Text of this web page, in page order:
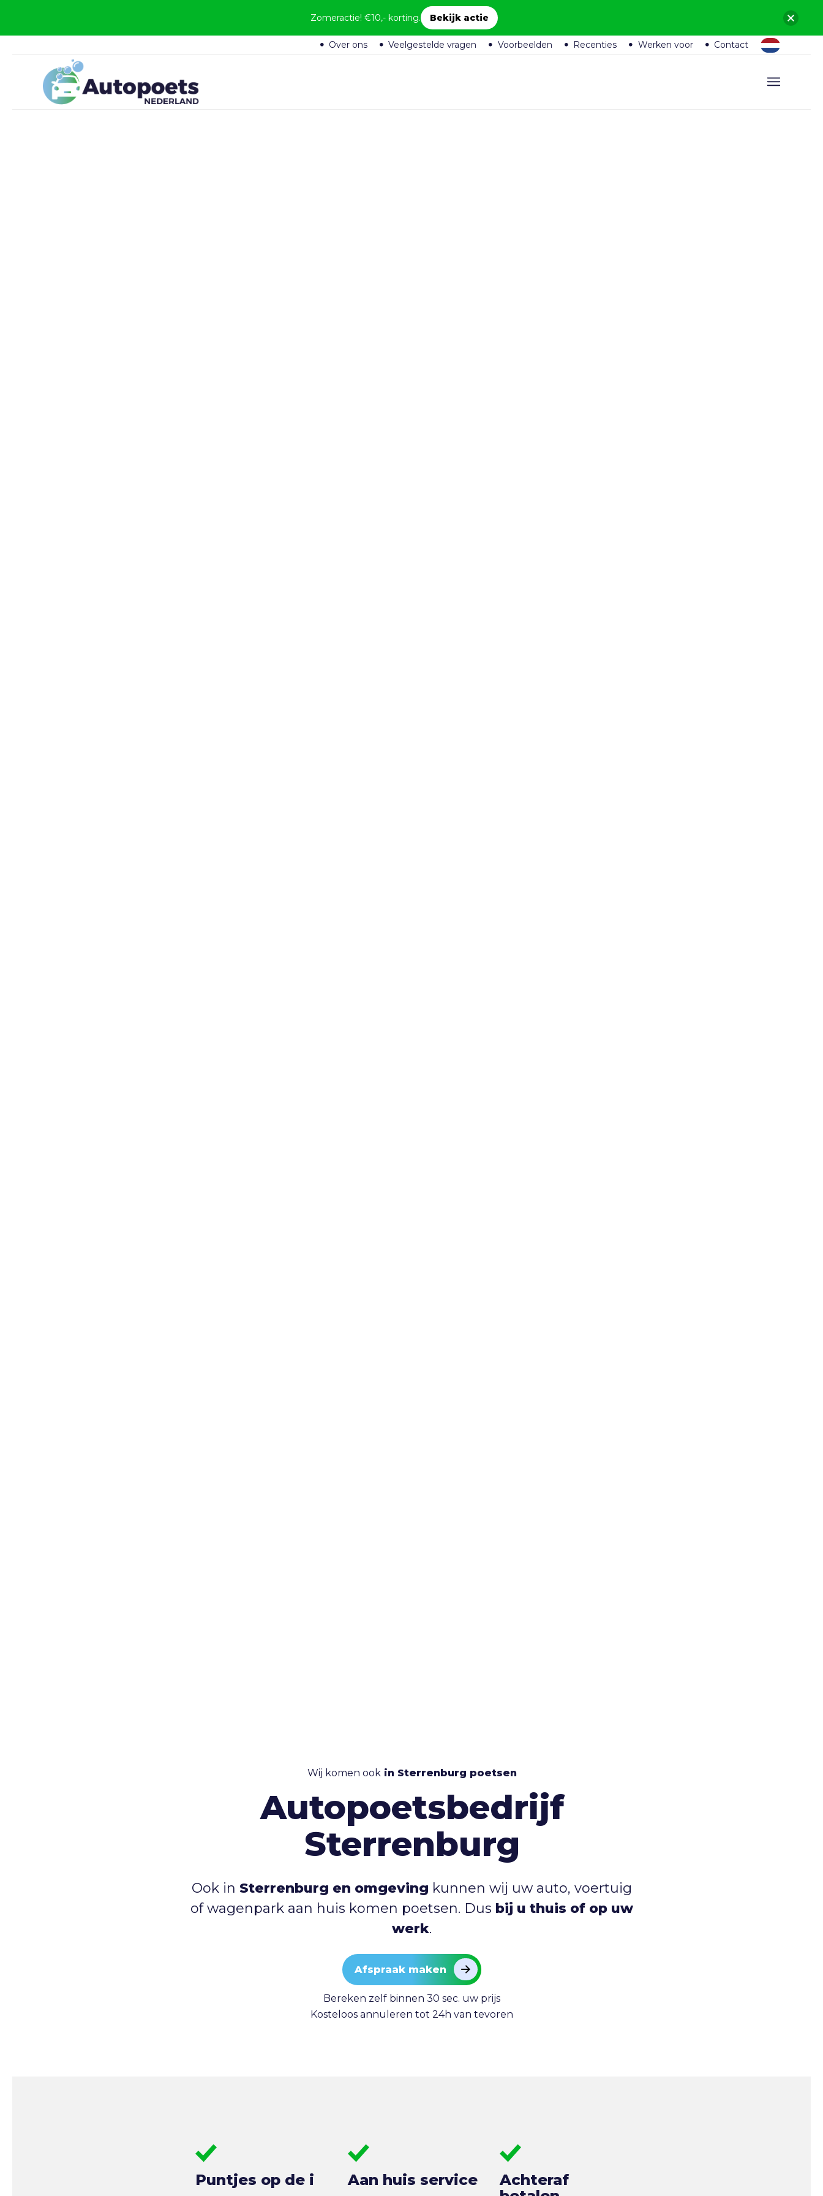
Over ons Veelgestelde vragen Voorbeelden Recenties Werken voor Contact
Wij komen ook in Sterrenburg poetsen
Autopoetsbedrijf
Sterrenburg
Ook in Sterrenburg en omgeving kunnen wij uw auto, voertuig
of wagenpark aan huis komen poetsen. Dus bij u thuis of op uw
werk.
Afspraak maken
Bereken zelf binnen 30 sec. uw prijs
Kosteloos annuleren tot 24h van tevoren
Puntjes op de i Aan huis service
Achteraf
Zomeractie! €10,- korting. Bekijk actie